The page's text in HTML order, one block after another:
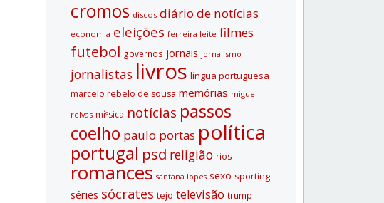
cromos discos diário de notí­cias
economia eleições ferreira leite filmes
futebol governos jornais jornalismo
jornalistas livros lí­ngua portuguesa
marcelo rebelo de sousa memórias miguel
relvas míºsica notí­cias passos
coelho paulo portas polí­tica
portugal psd religião rios
romances santana lopes sexo sporting
séries sócrates tejo televisão trump